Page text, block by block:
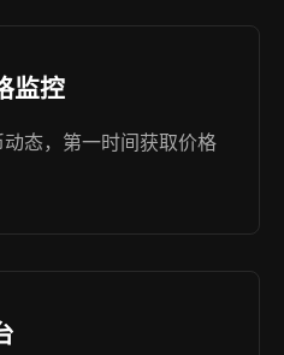
监控
态，第一时间获取价格